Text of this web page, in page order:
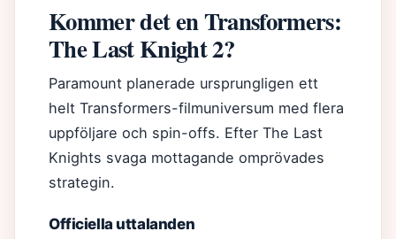
Kommer det en Transformers:
The Last Knight 2?
Paramount planerade ursprungligen ett
helt Transformers-filmuniversum med flera
uppföljare och spin-offs. Efter The Last
Knights svaga mottagande omprövades
strategin.
Officiella uttalanden